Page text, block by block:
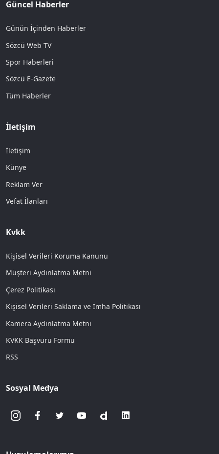
Güncel Haberler
Günün İçinden Haberler
Sözcü Web TV
Spor Haberleri
Sözcü E-Gazete
Tüm Haberler
İletişim
İletişim
Künye
Reklam Ver
Vefat İlanları
Kvkk
Kişisel Verileri Koruma Kanunu
Müşteri Aydınlatma Metni
Çerez Politikası
Kişisel Verileri Saklama ve İmha Politikası
Kamera Aydınlatma Metni
KVKK Başvuru Formu
RSS
Sosyal Medya